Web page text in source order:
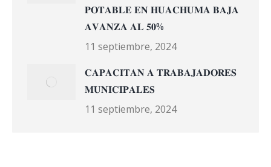
𝐏𝐎𝐓𝐀𝐁𝐋𝐄 𝐄𝐍 𝐇𝐔𝐀𝐂𝐇𝐔𝐌𝐀 𝐁𝐀𝐉𝐀
𝐀𝐕𝐀𝐍𝐙𝐀 𝐀𝐋 𝟓𝟎%
11 septiembre, 2024
𝐂𝐀𝐏𝐀𝐂𝐈𝐓𝐀𝐍 𝐀 𝐓𝐑𝐀𝐁𝐀𝐉𝐀𝐃𝐎𝐑𝐄𝐒
𝐌𝐔𝐍𝐈𝐂𝐈𝐏𝐀𝐋𝐄𝐒
11 septiembre, 2024